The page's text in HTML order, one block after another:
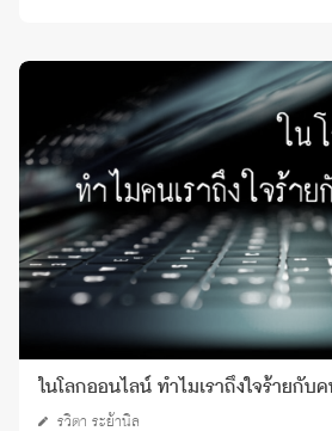
ในโลกออนไลน์ ทำไมเราถึงใจร้ายกับ
รวิตา ระย้านิล